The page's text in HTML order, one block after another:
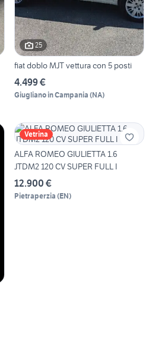
25
fiat doblo MJT vettura con 5 posti
4.499 €
Giugliano in Campania (NA)
Vetrina
ALFA ROMEO GIULIETTA 1.6
JTDM2 120 CV SUPER FULL I
12.900 €
Pietraperzia (EN)